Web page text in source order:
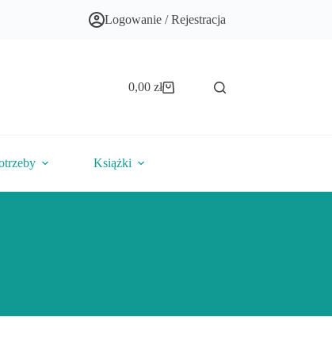
Logowanie / Rejestracja
Koszyk
0,00 zł
Książki